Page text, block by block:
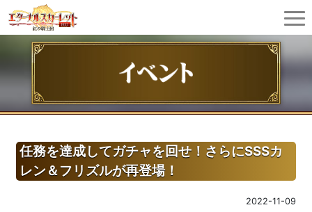
任務を達成してガチャを回せ！さらにSSSカ
レン＆フリズルが再登場！
2022-11-09